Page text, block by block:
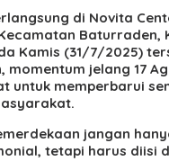
di Novita
Baturraden,
Kamis (31/7/2025)
momentum jelang 17
untuk memperbarui
jangan
tetapi harus diisi